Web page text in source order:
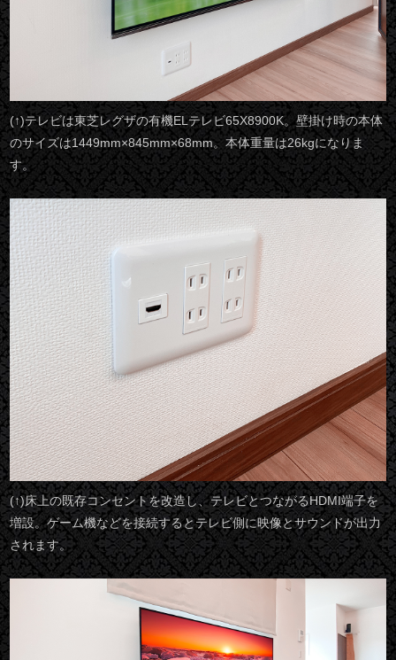
(↑)テレビは東芝レグザの有機ELテレビ65X8900K。壁掛け時の本体
のサイズは1449mm×845mm×68mm。本体重量は26kgになりま
す。
(↑)床上の既存コンセントを改造し、テレビとつながるHDMI端子を
増設。ゲーム機などを接続するとテレビ側に映像とサウンドが出力
されます。